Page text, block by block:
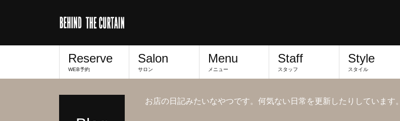
Reserve
WEB予約
Salon
サロン
Menu
メニュー
Staff
スタッフ
Style
スタイル
お店の日記みたいなやつです。何気ない日常を更新したりしています。